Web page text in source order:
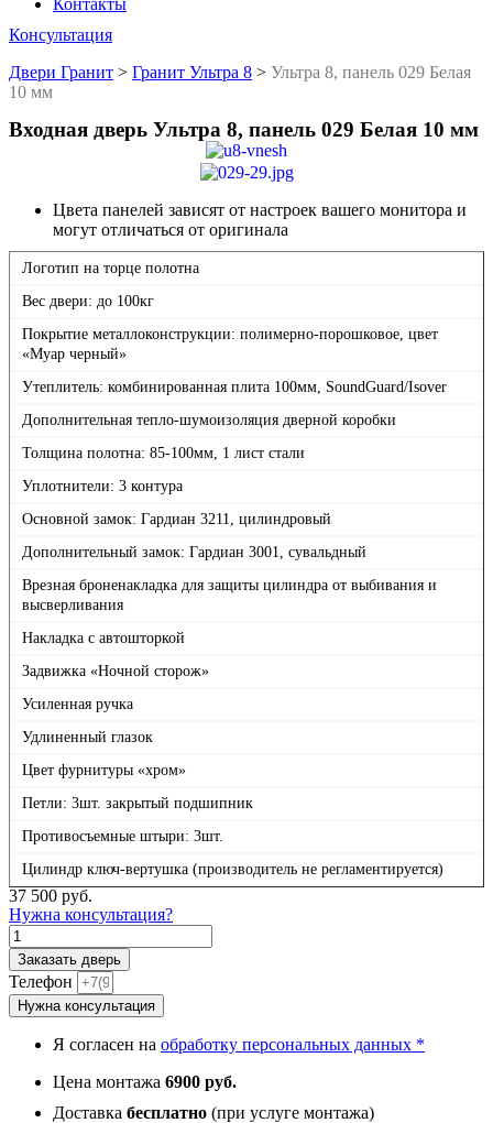
Контакты
Консультация
Двери Гранит > Гранит Ультра 8 > Ультра 8, панель 029 Белая
10 мм
Входная дверь Ультра 8, панель 029 Белая 10 мм
Цвета панелей зависят от настроек вашего монитора и
могут отличаться от оригинала
Логотип на торце полотна
Вес двери: до 100кг
Покрытие металлоконструкции: полимерно-порошковое, цвет
«Муар черный»
Утеплитель: комбинированная плита 100мм, SoundGuard/Isover
Дополнительная тепло-шумоизоляция дверной коробки
Толщина полотна: 85-100мм, 1 лист стали
Уплотнители: 3 контура
Основной замок: Гардиан 3211, цилиндровый
Дополнительный замок: Гардиан 3001, сувальдный
Врезная броненакладка для защиты цилиндра от выбивания и
высверливания
Накладка с автошторкой
Задвижка «Ночной сторож»
Усиленная ручка
Удлиненный глазок
Цвет фурнитуры «хром»
Петли: 3шт. закрытый подшипник
Противосъемные штыри: 3шт.
Цилиндр ключ-вертушка (производитель не регламентируется)
37 500 руб.
Нужна консультация?
Количество
товара
Ультра
8,
панель
Белая
Заказать дверь
Телефон
Нужна консультация
Я согласен на обработку персональных данных *
Цена монтажа 6900 руб.
Доставка бесплатно (при услуге монтажа)